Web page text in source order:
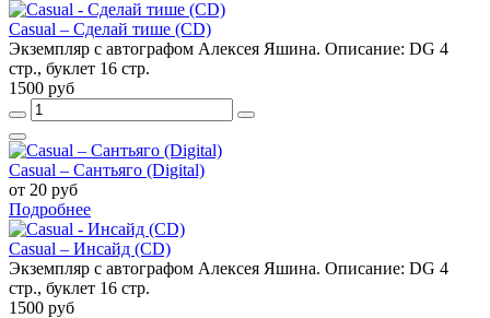
Casual – Сделай тише (CD)
Экземпляр с автографом Алексея Яшина. Описание: DG 4
стр., буклет 16 стр.
1500 руб
Casual – Сантьяго (Digital)
от 20 руб
Подробнее
Casual – Инсайд (CD)
Экземпляр с автографом Алексея Яшина. Описание: DG 4
стр., буклет 16 стр.
1500 руб